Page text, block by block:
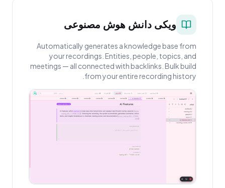
ویکی دانش هوش مصنوعی
Automatically generates a knowledge base from
your recordings. Entities, people, topics, and
meetings — all connected with backlinks. Bulk build
from your entire recording history.